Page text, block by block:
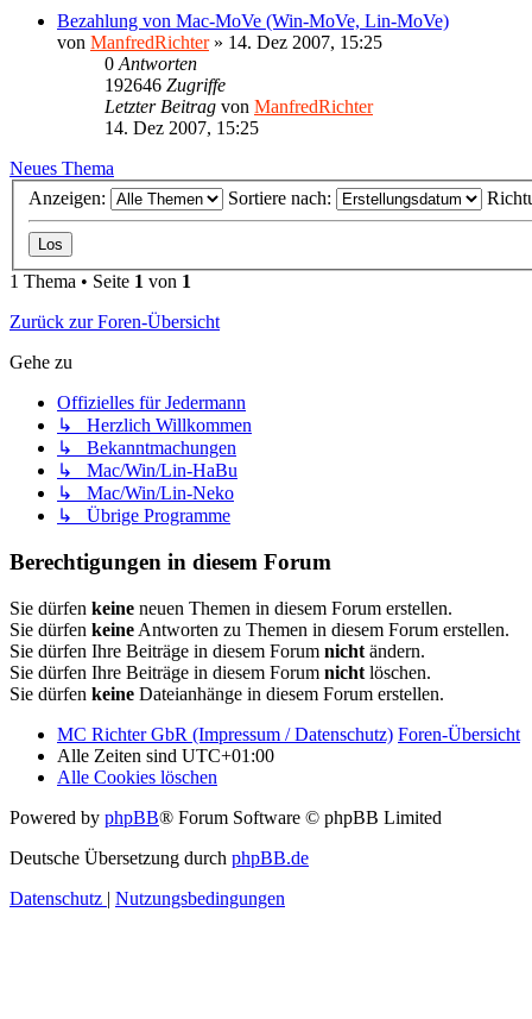
Bezahlung von Mac-MoVe (Win-MoVe, Lin-MoVe)
von ManfredRichter» 14. Dez 2007, 15:25
0 Antworten
192646 Zugriffe
Letzter Beitrag von ManfredRichter
14. Dez 2007, 15:25
Neues Thema
Anzeigen:
Sortiere nach:
1 Thema • Seite 1 von 1
Zurück zur Foren-Übersicht
Gehe zu
Offizielles für Jedermann
↳ Herzlich Willkommen
↳ Bekanntmachungen
↳ Mac/Win/Lin-HaBu
↳ Mac/Win/Lin-Neko
↳ Übrige Programme
Berechtigungen in diesem Forum
Sie dürfen keine neuen Themen in diesem Forum erstellen.
Sie dürfen keine Antworten zu Themen in diesem Forum erstellen.
Sie dürfen Ihre Beiträge in diesem Forum nicht ändern.
Sie dürfen Ihre Beiträge in diesem Forum nicht löschen.
Sie dürfen keine Dateianhänge in diesem Forum erstellen.
MC Richter GbR (Impressum / Datenschutz) Foren-Übersicht
Alle Zeiten sind UTC+01:00
Alle Cookies löschen
Powered by phpBB® Forum Software © phpBB Limited
Deutsche Übersetzung durch phpBB.de
Datenschutz | Nutzungsbedingungen